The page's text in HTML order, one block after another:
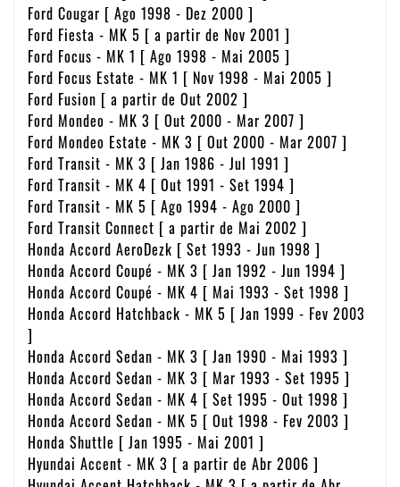
Ford Cougar [ Ago 1998 - Dez 2000 ]
Ford Fiesta - MK 5 [ a partir de Nov 2001 ]
Ford Focus - MK 1 [ Ago 1998 - Mai 2005 ]
Ford Focus Estate - MK 1 [ Nov 1998 - Mai 2005 ]
Ford Fusion [ a partir de Out 2002 ]
Ford Mondeo - MK 3 [ Out 2000 - Mar 2007 ]
Ford Mondeo Estate - MK 3 [ Out 2000 - Mar 2007 ]
Ford Transit - MK 3 [ Jan 1986 - Jul 1991 ]
Ford Transit - MK 4 [ Out 1991 - Set 1994 ]
Ford Transit - MK 5 [ Ago 1994 - Ago 2000 ]
Ford Transit Connect [ a partir de Mai 2002 ]
Honda Accord AeroDezk [ Set 1993 - Jun 1998 ]
Honda Accord Coupé - MK 3 [ Jan 1992 - Jun 1994 ]
Honda Accord Coupé - MK 4 [ Mai 1993 - Set 1998 ]
Honda Accord Hatchback - MK 5 [ Jan 1999 - Fev 2003
]
Honda Accord Sedan - MK 3 [ Jan 1990 - Mai 1993 ]
Honda Accord Sedan - MK 3 [ Mar 1993 - Set 1995 ]
Honda Accord Sedan - MK 4 [ Set 1995 - Out 1998 ]
Honda Accord Sedan - MK 5 [ Out 1998 - Fev 2003 ]
Honda Shuttle [ Jan 1995 - Mai 2001 ]
Hyundai Accent - MK 3 [ a partir de Abr 2006 ]